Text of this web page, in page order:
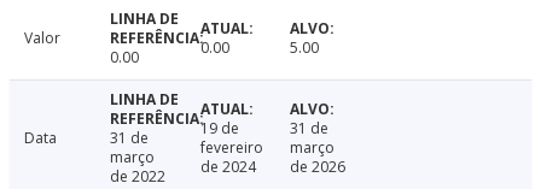
Valor
0.00
0.00 5.00
Data
31 de
março
de 2022
19 de
fevereiro
de 2024
31 de
março
de 2026